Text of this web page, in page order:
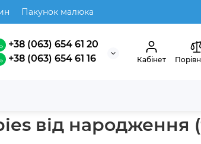
Пакунок малюка
+38 (063) 654 61 20
+38 (063) 654 61 16
Кабінет
від народження